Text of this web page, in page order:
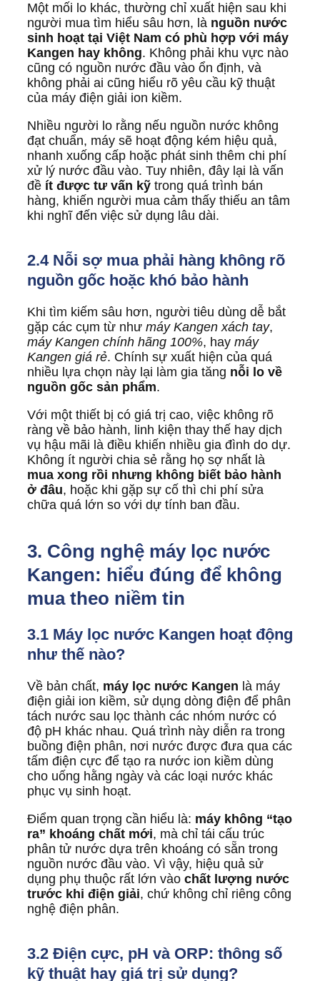
Một mối lo khác, thường chỉ xuất hiện sau khi
người mua tìm hiểu sâu hơn, là nguồn nước
sinh hoạt tại Việt Nam có phù hợp với máy
Kangen hay không. Không phải khu vực nào
cũng có nguồn nước đầu vào ổn định, và
không phải ai cũng hiểu rõ yêu cầu kỹ thuật
của máy điện giải ion kiềm.
Nhiều người lo rằng nếu nguồn nước không
đạt chuẩn, máy sẽ hoạt động kém hiệu quả,
nhanh xuống cấp hoặc phát sinh thêm chi phí
xử lý nước đầu vào. Tuy nhiên, đây lại là vấn
đề ít được tư vấn kỹtrong quá trình bán
hàng, khiến người mua cảm thấy thiếu an tâm
khi nghĩ đến việc sử dụng lâu dài.
2.4 Nỗi sợ mua phải hàng không rõ
nguồn gốc hoặc khó bảo hành
Khi tìm kiếm sâu hơn, người tiêu dùng dễ bắt
gặp các cụm từ như máy Kangen xách tay,
máy Kangen chính hãng 100%, hay máy
Kangen giá rẻ. Chính sự xuất hiện của quá
nhiều lựa chọn này lại làm gia tăng nỗi lo về
nguồn gốc sản phẩm.
Với một thiết bị có giá trị cao, việc không rõ
ràng về bảo hành, linh kiện thay thế hay dịch
vụ hậu mãi là điều khiến nhiều gia đình do dự.
Không ít người chia sẻ rằng họ sợ nhất là
mua xong rồi nhưng không biết bảo hành
ở đâu, hoặc khi gặp sự cố thì chi phí sửa
chữa quá lớn so với dự tính ban đầu.
3. Công nghệ máy lọc nước
Kangen: hiểu đúng để không
mua theo niềm tin
3.1 Máy lọc nước Kangen hoạt động
như thế nào?
Về bản chất, máy lọc nước Kangen là máy
điện giải ion kiềm, sử dụng dòng điện để phân
tách nước sau lọc thành các nhóm nước có
độ pH khác nhau. Quá trình này diễn ra trong
buồng điện phân, nơi nước được đưa qua các
tấm điện cực để tạo ra nước ion kiềm dùng
cho uống hằng ngày và các loại nước khác
phục vụ sinh hoạt.
Điểm quan trọng cần hiểu là: máy không “tạo
ra” khoáng chất mới, mà chỉ tái cấu trúc
phân tử nước dựa trên khoáng có sẵn trong
nguồn nước đầu vào. Vì vậy, hiệu quả sử
dụng phụ thuộc rất lớn vào chất lượng nước
trước khi điện giải, chứ không chỉ riêng công
nghệ điện phân.
3.2 Điện cực, pH và ORP: thông số
kỹ thuật hay giá trị sử dụng?